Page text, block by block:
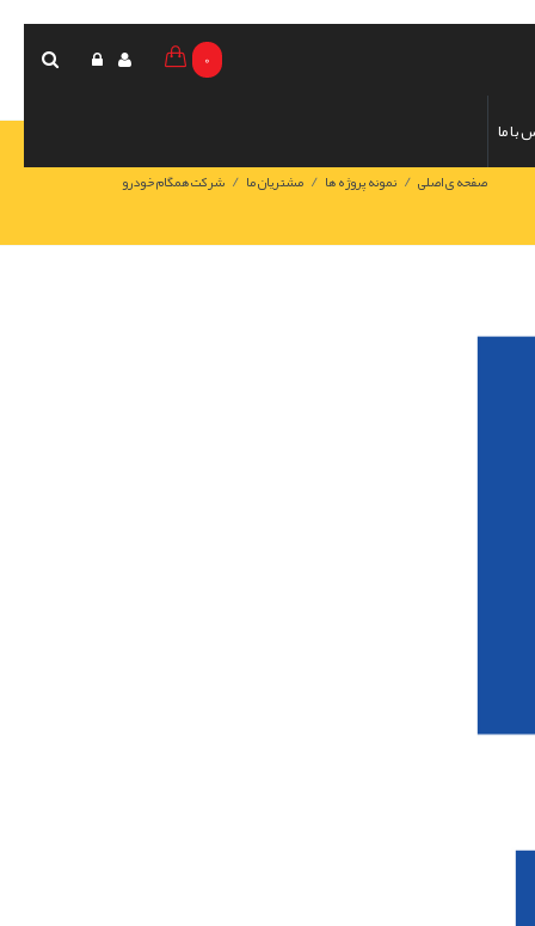
با ما
0
صفحه ی اصلی / نمونه پروژه ها / مشتریان ما / شرکت همگام خودرو